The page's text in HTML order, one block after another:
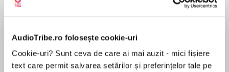
AudioTribe.ro folosește cookie-uri
Cookie-uri? Sunt ceva de care ai mai auzit - mici fișiere
text care permit salvarea setărilor și preferințelor tale pe